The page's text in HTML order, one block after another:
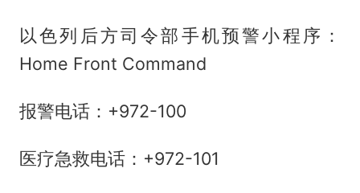
以色列后方司令部手机预警小程序：
Home Front Command
报警电话：+972-100
医疗急救电话：+972-101